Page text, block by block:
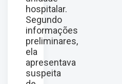
hospitalar.
Segundo
informações
preliminares,
ela
apresentava
suspeita